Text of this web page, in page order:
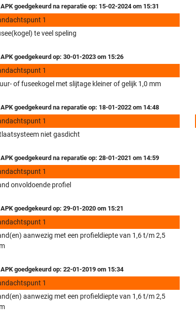
APK goedgekeurd na reparatie op: 15-02-2024 om 15:31
1
te veel speling
APK goedgekeurd op: 30-01-2023 om 15:26
1
of fuseekogel met slijtage kleiner of gelijk 1,0 mm
APK goedgekeurd na reparatie op: 18-01-2022 om 14:48
1
niet gasdicht
APK goedgekeurd na reparatie op: 28-01-2021 om 14:59
1
onvoldoende profiel
APK goedgekeurd op: 29-01-2020 om 15:21
1
aanwezig met een profieldiepte van 1,6 t/m 2,5
APK goedgekeurd op: 22-01-2019 om 15:34
1
aanwezig met een profieldiepte van 1,6 t/m 2,5